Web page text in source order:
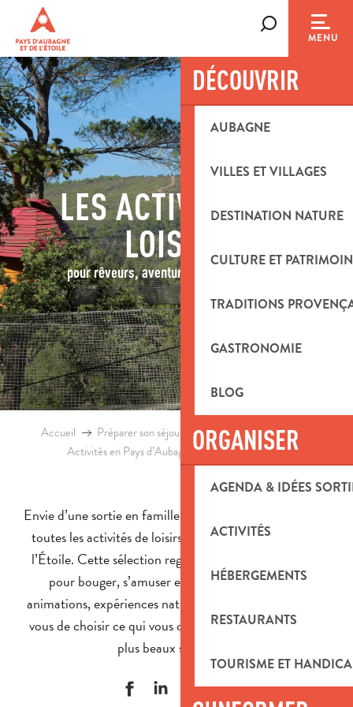
contenu
principal
MENU
DÉCOUVRIR
AUBAGNE
VILLES ET VILLAGES
DESTINATION NATURE
CULTURE ET
TRADITIONS
GASTRONOMIE
BLOG
ORGANISER
AGENDA & IDÉES
ACTIVITÉS
HÉBERGEMENTS
RESTAURANTS
TOURISME ET
LES ACTIVITÉS DE
LOISIRS
pour rêveurs, aventuriers et explorateurs
Accueil Préparer son séjour
Agenda & Idées sorties
Activités en Pays d’Aubagne et de l’Etoile
Loisirs
Envie d’une sortie en famille ou entre amis ? Découvrez
toutes les activités de loisirs du Pays d’Aubagne et de
l’Étoile. Cette sélection regroupe les meilleures idées
pour bouger, s’amuser et se détendre. Ateliers,
animations, expériences nature ou activités sportives, à
vous de choisir ce qui vous convient et de partager vos
plus beaux souvenirs !